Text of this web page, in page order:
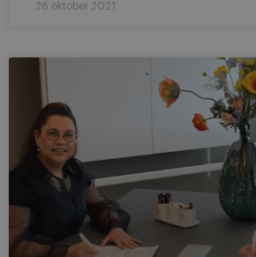
26 oktober 2021